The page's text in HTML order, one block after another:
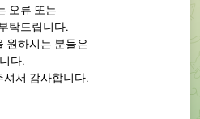
오류 또는
탁드립니다.
원하시는 분들은
다.
셔서 감사합니다.